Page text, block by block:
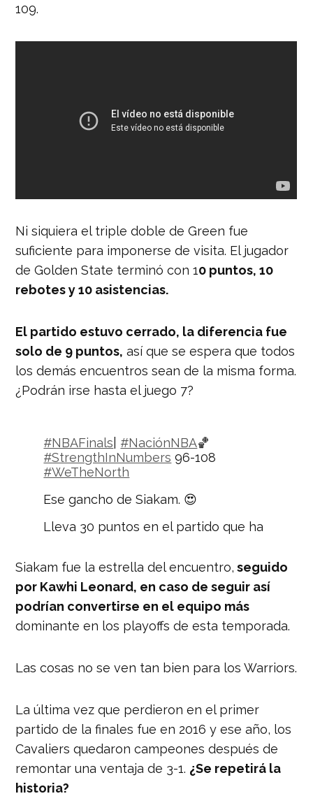
109.
Ni siquiera el triple doble de Green fue
suficiente para imponerse de visita. El jugador
de Golden State terminó con 10 puntos, 10
rebotes y 10 asistencias.
El partido estuvo cerrado, la diferencia fue
solo de 9 puntos, así que se espera que todos
los demás encuentros sean de la misma forma.
¿Podrán irse hasta el juego 7?
#NBAFinals #NaciónNBA🏀
#StrengthInNumbers 96-108
#WeTheNorth
Ese gancho de Siakam. 😍
Lleva 30 puntos en el partido que ha
— Nación Deportes
(@naciondeportes_)
May 31, 2019
Siakam fue la estrella del encuentro, seguido
por Kawhi Leonard, en caso de seguir así
podrían convertirse en el equipo más
dominante en los playoffs de esta temporada.
Las cosas no se ven tan bien para los Warriors.
La última vez que perdieron en el primer
partido de la finales fue en 2016 y ese año, los
Cavaliers quedaron campeones después de
remontar una ventaja de 3-1. ¿Se repetirá la
historia?